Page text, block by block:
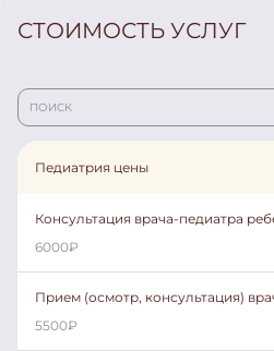
СТОИМОСТЬ УСЛУГ
Педиатрия цены
Консультация врача-педиатра
6000₽
Прием (осмотр, консультация)
5500₽